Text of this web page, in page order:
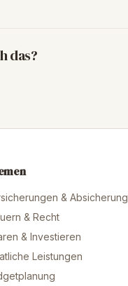
das?
& Absicherung
& Recht
& Investieren
Leistungen